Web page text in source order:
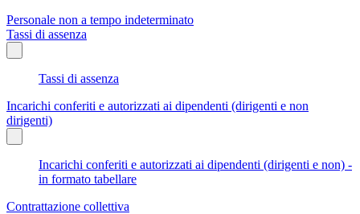
Personale non a tempo indeterminato
Tassi di assenza
Tassi di assenza
Incarichi conferiti e autorizzati ai dipendenti (dirigenti e non
dirigenti)
Incarichi conferiti e autorizzati ai dipendenti (dirigenti e non) -
in formato tabellare
Contrattazione collettiva